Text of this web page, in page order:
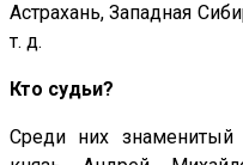
Астрахань, Западная
т. д.
Кто судьи?
Среди них знаменитый